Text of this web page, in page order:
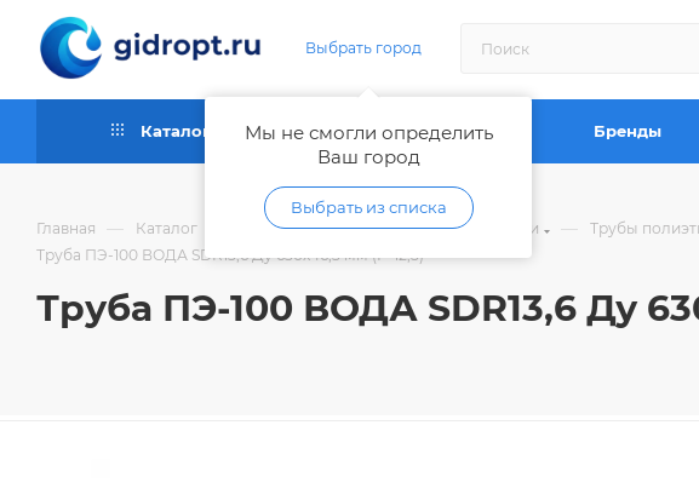
Выбрать город
Мы не смогли определить
Ваш город
Выбрать из списка
Каталог Как купить Бренды
Главная — Каталог Трубы и фитинги пластиковые, шланги — Трубы
Труба ПЭ-100 ВОДА SDR13,6 Ду 630х46,3 мм (Р-12,5)
Труба ПЭ-100 ВОДА SDR13,6 Ду